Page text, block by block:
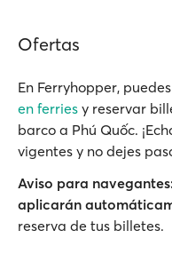
Ofertas
En Ferryhopper,
en ferries y reservar
barco a Phú Quốc.
vigentes y no dejes
Aviso para
aplicarán
reserva de tus billetes.